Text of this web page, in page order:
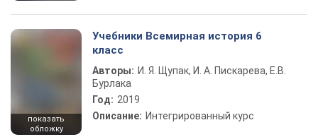
показать
обложку
Учебники Всемирная история 6
класс
Авторы: И. Я. Щупак, И. А. Пискарева, Е.В.
Бурлака
Год: 2019
Описание: Интегрированный курс